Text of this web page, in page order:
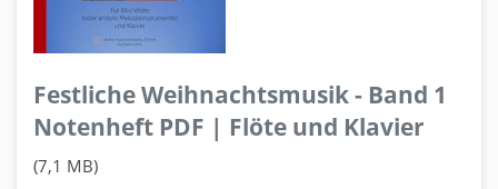
Festliche Weihnachtsmusik - Band 1
Notenheft PDF | Flöte und Klavier
(7,1 MB)